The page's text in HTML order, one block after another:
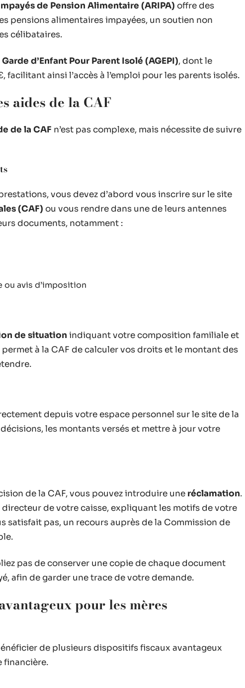
de Pension Alimentaire (ARIPA) offre des
pensions alimentaires impayées, un soutien non
célibataires.
d’Enfant Pour Parent Isolé (AGEPI), dont le
facilitant ainsi l’accès à l’emploi pour les parents isolés.
aides de la CAF
de la CAF n’est pas complexe, mais nécessite de suivre
vous devez d’abord vous inscrire sur le site
(CAF) ou vous rendre dans une de leurs antennes
documents, notamment :
avis d’imposition
de situation indiquant votre composition familiale et
à la CAF de calculer vos droits et le montant des
depuis votre espace personnel sur le site de la
les montants versés et mettre à jour votre
de la CAF, vous pouvez introduire une réclamation.
directeur de votre caisse, expliquant les motifs de votre
satisfait pas, un recours auprès de la Commission de
pas de conserver une copie de chaque document
afin de garder une trace de votre demande.
pour les mères
de plusieurs dispositifs fiscaux avantageux
financière.